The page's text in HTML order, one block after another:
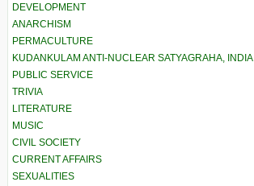
DEVELOPMENT
ANARCHISM
PERMACULTURE
KUDANKULAM ANTI-NUCLEAR SATYAGRAHA, INDIA
PUBLIC SERVICE
TRIVIA
LITERATURE
MUSIC
CIVIL SOCIETY
CURRENT AFFAIRS
SEXUALITIES